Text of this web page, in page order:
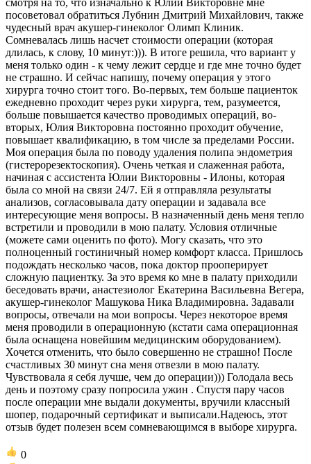
посоветовал обратиться Лубнин Дмитрий Михайлович, также
чудесный врач акушер-гинеколог Олимп Клиник.
Сомневалась лишь насчет стоимости операции (которая
длилась, к слову, 10 минут:))). В итоге решила, что вариант у
меня только один - к чему лежит сердце и где мне точно будет
не страшно. И сейчас напишу, почему операция у этого
хирурга точно стоит того. Во-первых, тем больше пациенток
ежедневно проходит через руки хирурга, тем, разумеется,
больше повышается качество проводимых операций, во-
вторых, Юлия Викторовна постоянно проходит обучение,
повышает квалификацию, в том числе за пределами России.
Моя операция была по поводу удаления полипа эндометрия
(гистерорезектоскопия). Очень четкая и слаженная работа,
начиная с ассистента Юлии Викторовны - Илоны, которая
была со мной на связи 24/7. Ей я отправляла результаты
анализов, согласовывала дату операции и задавала все
интересующие меня вопросы. В назначенный день меня тепло
встретили и проводили в мою палату. Условия отличные
(можете сами оценить по фото). Могу сказать, что это
полноценный гостиничный номер комфорт класса. Пришлось
подождать несколько часов, пока доктор прооперирует
сложную пациентку. За это время ко мне в палату приходили
беседовать врачи, анастезиолог Екатерина Васильевна Вегера,
акушер-гинеколог Машукова Ника Владимировна. Задавали
вопросы, отвечали на мои вопросы. Через некоторое время
меня проводили в операционную (кстати сама операционная
была оснащена новейшим медицинским оборудованием).
Хочется отменить, что было совершенно не страшно! После
счастливых 30 минут сна меня отвезли в мою палату.
Чувствовала я себя лучше, чем до операции))) Голодала весь
день и поэтому сразу попросила ужин . Спустя пару часов
после операции мне выдали документы, вручили классный
шопер, подарочный сертификат и выписали.Надеюсь, этот
отзыв будет полезен всем сомневающимся в выборе хирурга.
0